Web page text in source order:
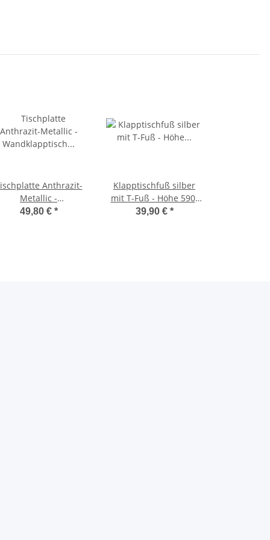
Anthrazit-
Metallic -
Wandklapptisch
49,80 € *
Klapptischfuß silber
mit T-Fuß - Höhe 590-
780mm Gelenk oben
39,90 € *